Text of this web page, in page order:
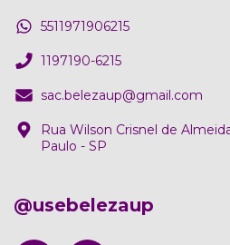
5511971906215
1197190-6215
sac.belezaup@gmail.com
Rua Wilson Crisnel de
Paulo - SP
@usebelezaup